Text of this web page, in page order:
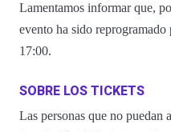
Lamentamos informar que,
evento ha sido reprogramado
17:00.
SOBRE LOS TICKETS
Las personas que no puedan